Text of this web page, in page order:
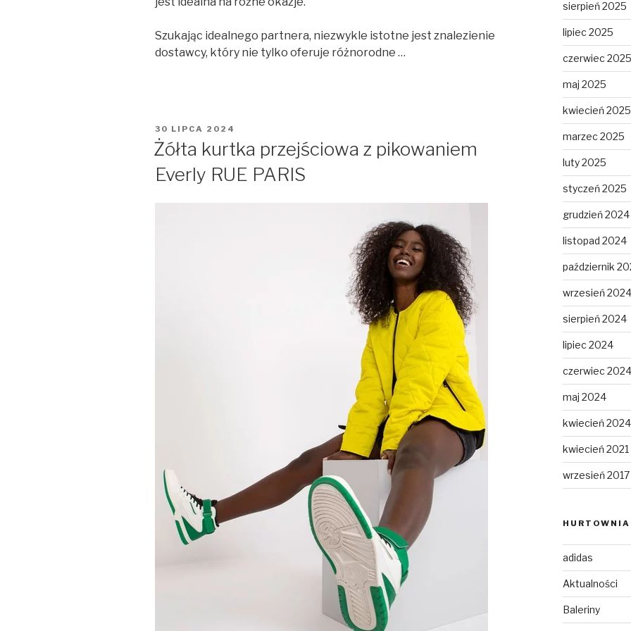
Szukając idealnego partnera, niezwykle istotne jest znalezienie
dostawcy, który nie tylko oferuje różnorodne …
OPUBLIKOWANE
W
30 LIPCA 2024
Żółta kurtka przejściowa z pikowaniem
Everly RUE PARIS
sierpień 2025
lipiec 2025
czerwiec 2025
maj 2025
kwiecień 2025
marzec 2025
luty 2025
styczeń 2025
grudzień 2024
listopad 2024
październik
wrzesień 2024
sierpień 2024
lipiec 2024
czerwiec 2024
maj 2024
kwiecień 2024
kwiecień 2021
wrzesień 2017
adidas
Aktualności
Baleriny